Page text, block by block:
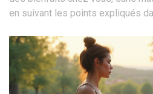
en suivant les points expliqués